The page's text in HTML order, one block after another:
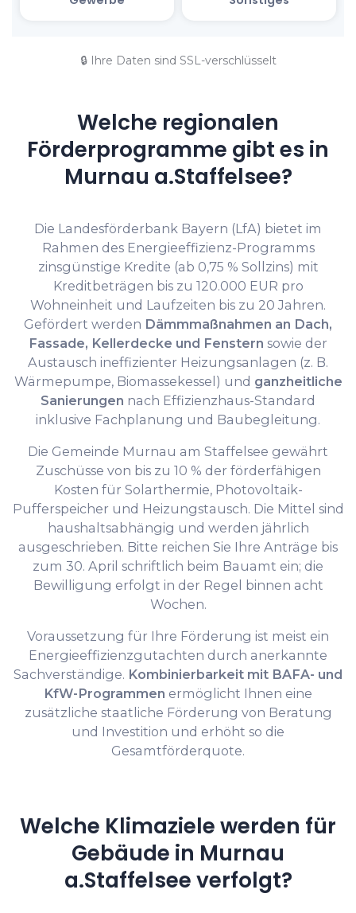
🔒 Ihre Daten sind SSL-verschlüsselt
Welche regionalen
Förderprogramme gibt es in
Murnau a.Staffelsee?
Die Landesförderbank Bayern (LfA) bietet im
Rahmen des Energieeffizienz-Programms
zinsgünstige Kredite (ab 0,75 % Sollzins) mit
Kreditbeträgen bis zu 120.000 EUR pro
Wohneinheit und Laufzeiten bis zu 20 Jahren.
Gefördert werden Dämmmaßnahmen an Dach,
Fassade, Kellerdecke und Fenstern sowie der
Austausch ineffizienter Heizungsanlagen (z. B.
Wärmepumpe, Biomassekessel) und ganzheitliche
Sanierungen nach Effizienzhaus-Standard
inklusive Fachplanung und Baubegleitung.
Die Gemeinde Murnau am Staffelsee gewährt
Zuschüsse von bis zu 10 % der förderfähigen
Kosten für Solarthermie, Photovoltaik-
Pufferspeicher und Heizungstausch. Die Mittel sind
haushaltsabhängig und werden jährlich
ausgeschrieben. Bitte reichen Sie Ihre Anträge bis
zum 30. April schriftlich beim Bauamt ein; die
Bewilligung erfolgt in der Regel binnen acht
Wochen.
Voraussetzung für Ihre Förderung ist meist ein
Energieeffizienzgutachten durch anerkannte
Sachverständige. Kombinierbarkeit mit BAFA- und
KfW-Programmen ermöglicht Ihnen eine
zusätzliche staatliche Förderung von Beratung
und Investition und erhöht so die
Gesamtförderquote.
Welche Klimaziele werden für
Gebäude in Murnau
a.Staffelsee verfolgt?